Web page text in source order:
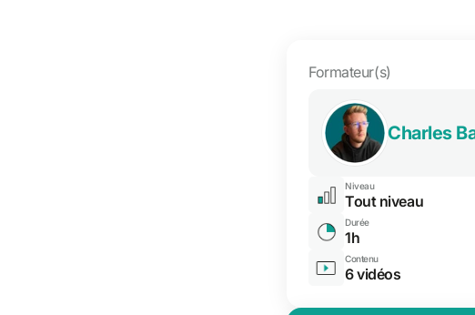
Formateur(s)
Charles
Niveau
Tout niveau
Durée
1h
Contenu
6 vidéos